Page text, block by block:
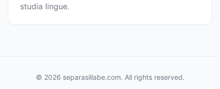
studia lingue.
© 2026 separasillabe.com. All rights reserved.